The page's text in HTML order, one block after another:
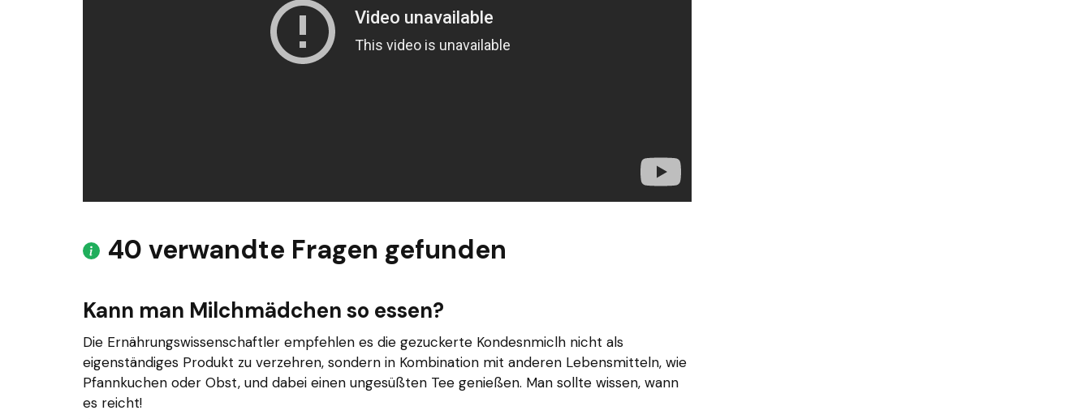
40 verwandte Fragen gefunden
Kann man Milchmädchen so essen?
Die Ernährungswissenschaftler empfehlen es die gezuckerte Kondesnmiclh nicht als
eigenständiges Produkt zu verzehren, sondern in Kombination mit anderen Lebensmitteln, wie
Pfannkuchen oder Obst, und dabei einen ungesüßten Tee genießen. Man sollte wissen, wann
es reicht!